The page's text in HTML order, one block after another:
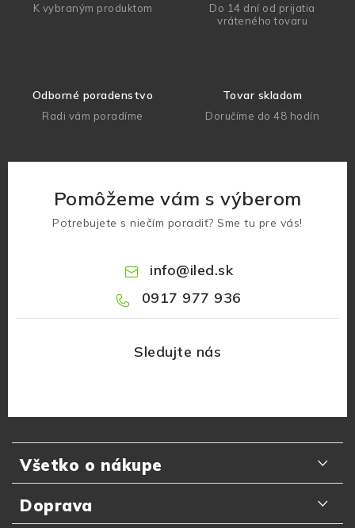
K vybraným produktom
Do 14 dní od prijatia
vráteného tovaru
Odborné poradenstvo
Radi vám poradíme
Tovar skladom
Doručíme do 48 hodín
Pomôžeme vám s výberom
Potrebujete s niečím poradiť? Sme tu pre vás!
info@iled.sk
0917 977 936
Všetko o nákupe
Odporúčania zákazníkov
Doprava